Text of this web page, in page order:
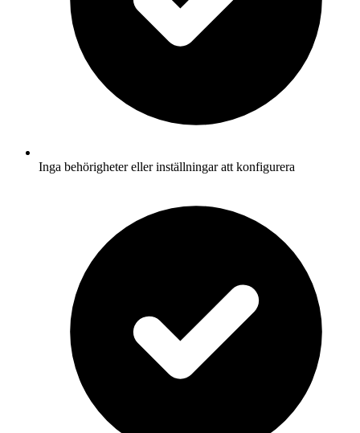
Inga behörigheter eller inställningar att konfigurera